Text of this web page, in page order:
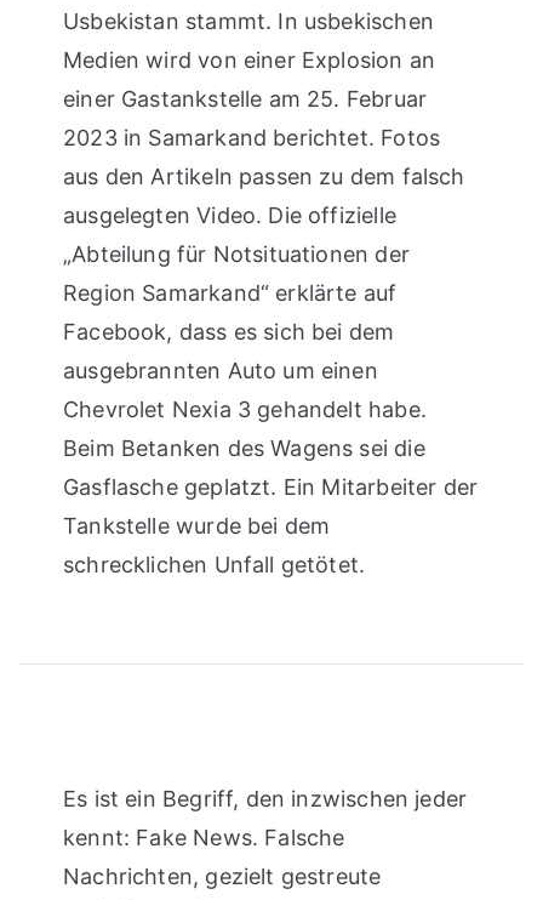
Usbekistan stammt. In usbekischen
Medien wird von einer Explosion an
einer Gastankstelle am 25. Februar
2023 in Samarkand berichtet. Fotos
aus den Artikeln passen zu dem falsch
ausgelegten Video. Die offizielle
„Abteilung für Notsituationen der
Region Samarkand“ erklärte auf
Facebook, dass es sich bei dem
ausgebrannten Auto um einen
Chevrolet Nexia 3 gehandelt habe.
Beim Betanken des Wagens sei die
Gasflasche geplatzt. Ein Mitarbeiter der
Tankstelle wurde bei dem
schrecklichen Unfall getötet.
Es ist ein Begriff, den inzwischen jeder
kennt: Fake News. Falsche
Nachrichten, gezielt gestreute